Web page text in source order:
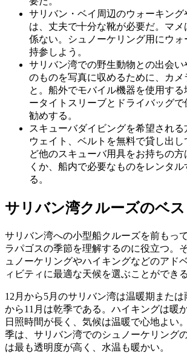
サリバン・ベイ周辺のウォーキング
は、丈夫で十分な靴が必要だ。マメ
係ない。シュノーケリング用にウォ
持参しよう。
サリバン湾での野生動物との出会い
のものを写真に収めるために、カメ
と。船外でモバイル機器を使用する
ータイトスリーブとドライバッグ
勧めする。
スキューバダイビングを希望される
ウェイト、ベルトを無料で貸し出
ど他のスキューバ用具をお持ちの
くか、船内で必要なものをレンタル
る。
サリバン湾クルーズのベ
サリバン湾への小型船クルーズを前もっ
ラパゴスの季節を理解するのに役立つ。
ュノーケリングやハイキングなどのアド
ィビティに最適な天候を選ぶことができる
12月から5月のサリバン湾は温暖期または
から11月は乾季である。ハイキングは暖
日照時間が長く、気候は温暖で心地よい
季は、サリバン湾でのシュノーケリング
は最も透明度が高く、水温も暖かい。